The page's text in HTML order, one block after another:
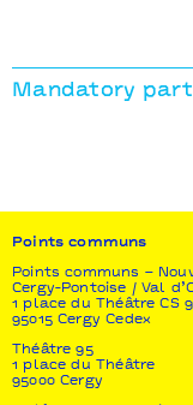
Mandatory
Frascati
DDD – Festival
Centre d’art
CDCN du Val-de-
scène nationale
Maillon, Théâtre
et Esplanade –
Points communs
Points communs –
Cergy-Pontoise / Val
1 place du Théâtre CS
95015 Cergy Cedex
Théâtre 95
1 place du Théâtre
95000 Cergy